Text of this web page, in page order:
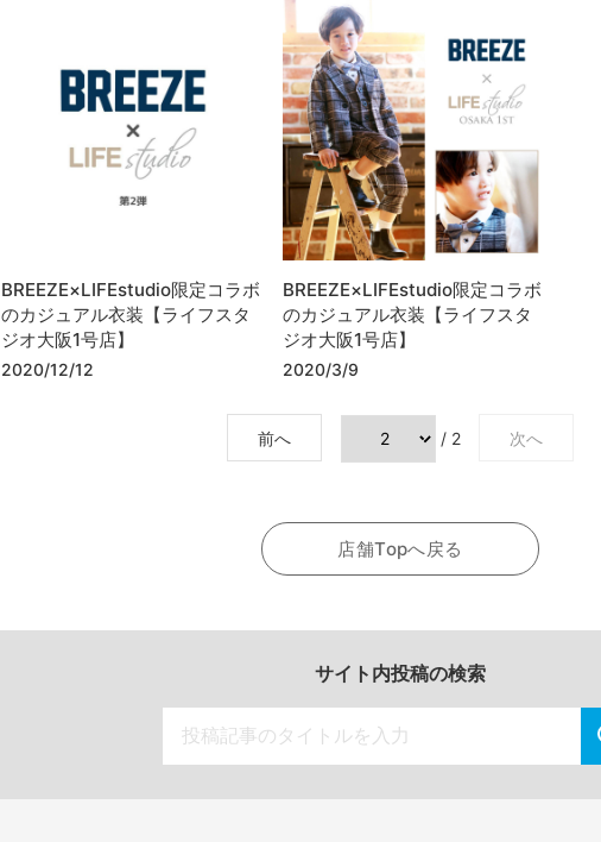
BREEZE×LIFEstudio限定コラボ
のカジュアル衣装【ライフスタ
ジオ大阪1号店】
2020/12/12
BREEZE×LIFEstudio限定コラボ
のカジュアル衣装【ライフスタ
ジオ大阪1号店】
2020/3/9
前へ / 2 次へ
店舗Topへ戻る
サイト内投稿の検索